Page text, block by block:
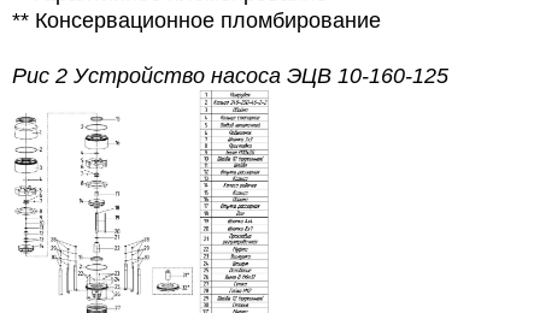
** Консервационное пломбирование
Рис 2 Устройство насоса ЭЦВ 10-160-125